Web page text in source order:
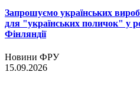
Запрошуємо українських
для "українських поличок" у
Фінляндії
Новини ФРУ
15.09.2026